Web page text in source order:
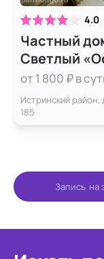
4.0
Частный
Светлый
от 1 800 ₽ в
Истринский район,
185
Запись на